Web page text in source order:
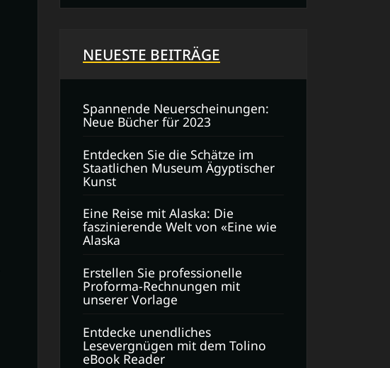
NEUESTE BEITRÄGE
Spannende Neuerscheinungen:
Neue Bücher für 2023
Entdecken Sie die Schätze im
Staatlichen Museum Ägyptischer
Kunst
Eine Reise mit Alaska: Die
faszinierende Welt von «Eine wie
Alaska
Erstellen Sie professionelle
Proforma-Rechnungen mit
unserer Vorlage
Entdecke unendliches
Lesevergnügen mit dem Tolino
eBook Reader